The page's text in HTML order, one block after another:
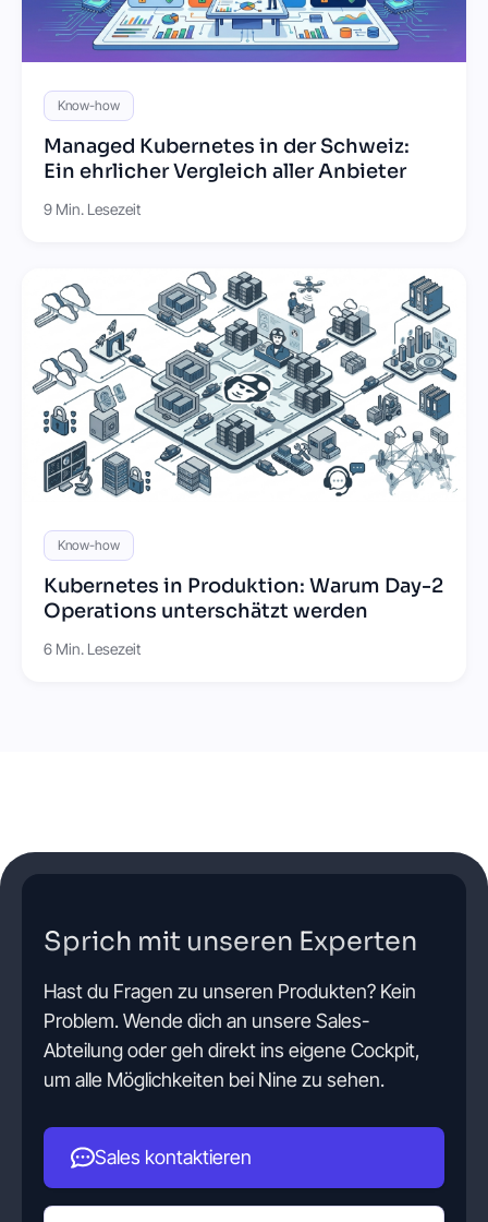
Know-how
Managed Kubernetes in der Schweiz:
Ein ehrlicher Vergleich aller Anbieter
9 Min. Lesezeit
Know-how
Kubernetes in Produktion: Warum Day-2
Operations unterschätzt werden
6 Min. Lesezeit
Sprich mit unseren Experten
Hast du Fragen zu unseren Produkten? Kein
Problem. Wende dich an unsere Sales-
Abteilung oder geh direkt ins eigene Cockpit,
um alle Möglichkeiten bei Nine zu sehen.
Sales kontaktieren